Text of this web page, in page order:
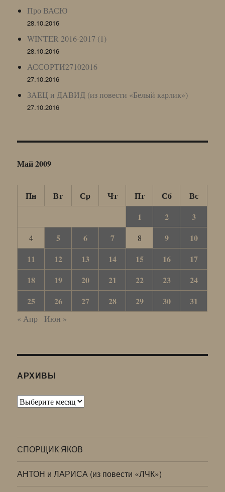
Про ВАСЮ
28.10.2016
WINTER 2016-2017 (1)
28.10.2016
АССОРТИ27102016
27.10.2016
ЗАЕЦ и ДАВИД (из повести «Белый карлик»)
27.10.2016
Май 2009
Пн Вт Ср Чт Пт Сб
Вс
1
2 3
4 5 6 7 8 9
10
11
12 13 14 15 16
17
18
19 20 21 22 23
24
25
26 27 28 29 30 31
« Апр Июн »
АРХИВЫ
Архивы
СПОРЩИК ЯКОВ
АНТОН и ЛАРИСА (из повести «ЛЧК»)